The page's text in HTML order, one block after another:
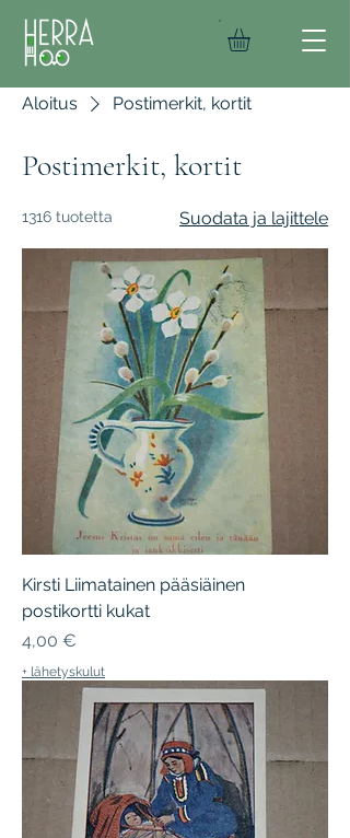
Aloitus Postimerkit, kortit
Postimerkit, kortit
1316 tuotetta Suodata ja lajittele
Kirsti Liimatainen pääsiäinen
postikortti kukat
Hinta
4,00 €
+ lähetyskulut